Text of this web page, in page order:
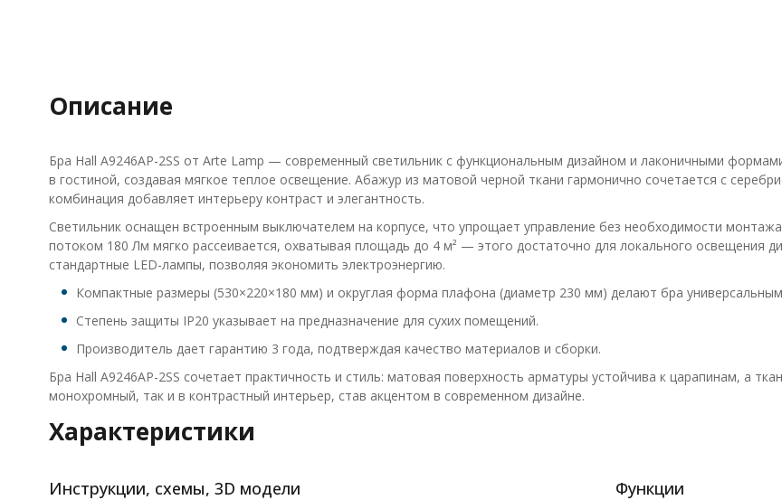
Описание
Бра Hall A9246AP-2SS от Arte Lamp — современный светильник с функциональным дизайном и лаконичными
в гостиной, создавая мягкое теплое освещение. Абажур из матовой черной ткани гармонично сочетается с
комбинация добавляет интерьеру контраст и элегантность.
Светильник оснащен встроенным выключателем на корпусе, что упрощает управление без необходимости
потоком 180 Лм мягко рассеивается, охватывая площадь до 4 м² — этого достаточно для локального освещения
стандартные LED-лампы, позволяя экономить электроэнергию.
Компактные размеры (530×220×180 мм) и округлая форма плафона (диаметр 230 мм) делают бра
Степень защиты IP20 указывает на предназначение для сухих помещений.
Производитель дает гарантию 3 года, подтверждая качество материалов и сборки.
Бра Hall A9246AP-2SS сочетает практичность и стиль: матовая поверхность арматуры устойчива к царапинам, а
монохромный, так и в контрастный интерьер, став акцентом в современном дизайне.
Характеристики
Инструкции, схемы, 3D модели Функции